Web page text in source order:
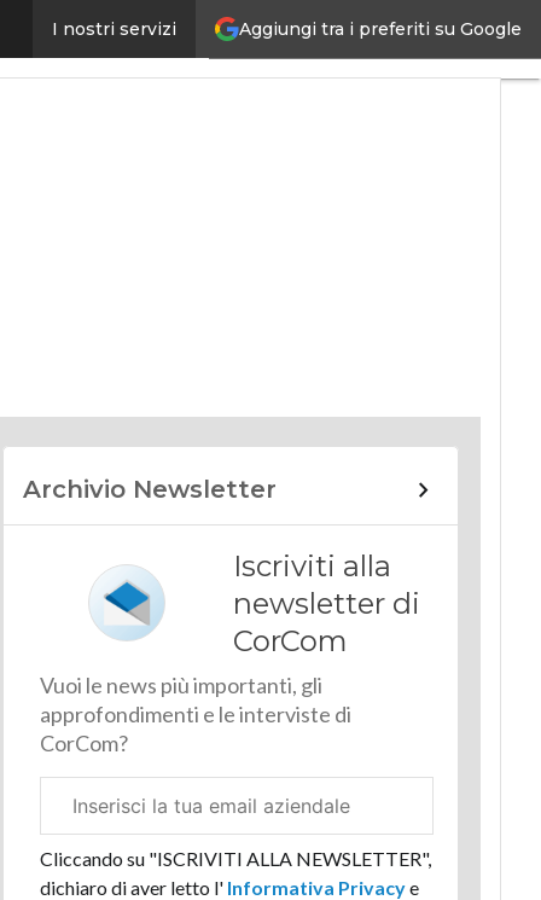
Aggiungi tra i preferiti su Google
I nostri servizi
Archivio Newsletter
Iscriviti alla
newsletter di
CorCom
Vuoi le news più importanti, gli
approfondimenti e le interviste di
CorCom?
aziendale
Cliccando su "ISCRIVITI ALLA NEWSLETTER",
dichiaro di aver letto l'Informativa Privacye